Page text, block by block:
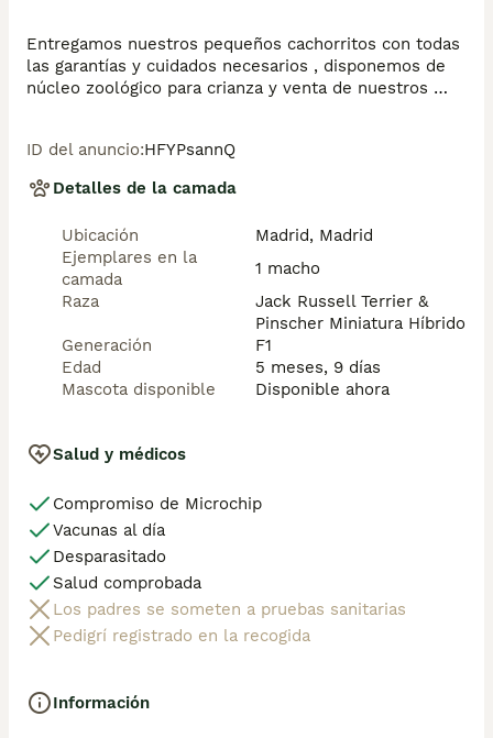
Entregamos nuestros pequeños cachorritos con todas
las garantías y cuidados necesarios , disponemos de
núcleo zoológico para crianza y venta de nuestros
       ✅Desparasitaciones  y vacunas correspondientes
a su edad .
       ✅Cartilla de vacunación .
       ✅Garantías víricas de 15 días .
       ✅Garantías genéticas de un año .
Seriedad , confianza y bienestar animal son nuestra
También ofrecemos transporte propio para nuestros
pequeños cachorros a toda la península , el pago lo
Mandamos a toda España .
Disponemos de varias razas
Si no esta la raza que queréis llámanos , intentaremos
encontrártela , trabajamos con los mejores criadores
de España .
ID del anuncio:HFYPsannQ
Detalles de la camada
Ubicación
Madrid, Madrid
Ejemplares en la
camada
1 macho
Raza
Jack Russell Terrier &
Pinscher Miniatura Híbrido
Generación
F1
Edad
5 meses, 9 días
Mascota disponible
Disponible ahora
Salud y médicos
Compromiso de Microchip
Vacunas al día
Desparasitado
Salud comprobada
Los padres se someten a pruebas sanitarias
Pedigrí registrado en la recogida
Información